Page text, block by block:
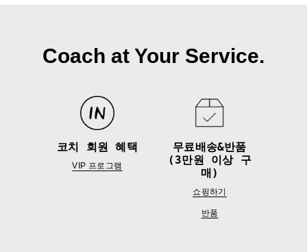
Coach at Your Service.
코치 회원 혜택
VIP 프로그램
무료배송&반품
(3만원 이상 구
매)
쇼핑하기
반품